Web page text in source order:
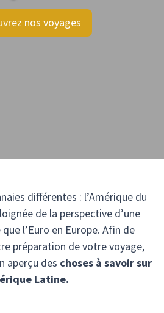
nos voyages
différentes : l’Amérique du
de la perspective d’une
l’Euro en Europe. Afin de
préparation de votre voyage,
aperçu des choses à savoir sur
Latine.